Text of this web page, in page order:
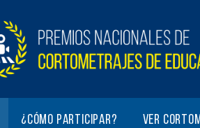
¿Cómo participar? Ver